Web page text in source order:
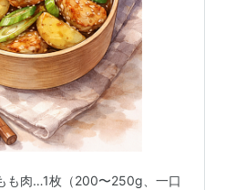
も肉…1枚（200〜250g、一口